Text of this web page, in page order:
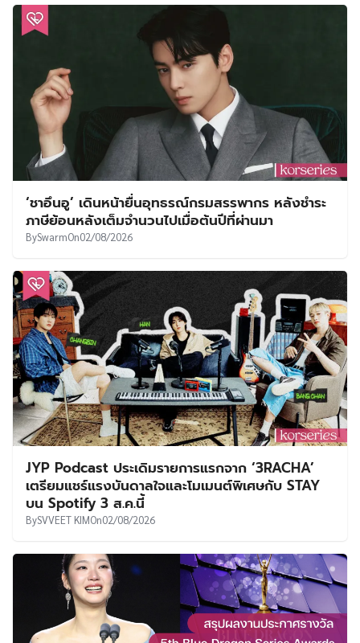
‘ชาอึนอู’ เดินหน้ายื่นอุทธรณ์กรมสรรพากร หลังชำระ
ภาษีย้อนหลังเต็มจำนวนไปเมื่อต้นปีที่ผ่านมา
BySwarmOn02/08/2026
JYP Podcast ประเดิมรายการแรกจาก ‘3RACHA’
เตรียมแชร์แรงบันดาลใจและโมเมนต์พิเศษกับ STAY
บน Spotify 3 ส.ค.นี้
BySVVEET KIMOn02/08/2026